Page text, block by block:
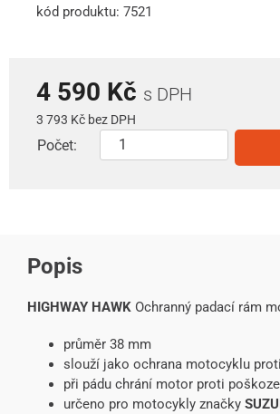
kód produktu: 7521
4 590 Kč s DPH
3 793 Kč bez DPH
Počet:
Popis
HIGHWAY HAWK Ochranný padací rám
průměr 38 mm
slouží jako ochrana motocyklu
při pádu chrání motor proti
určeno pro motocykly značky